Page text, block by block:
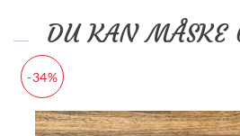
DU KAN MÅSKE
-34%